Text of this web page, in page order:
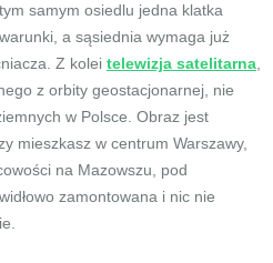
samym osiedlu jedna klatka
a sąsiednia wymaga już
Z kolei telewizja satelitarna
z orbity geostacjonarnej, nie
w Polsce. Obraz jest
mieszkasz w centrum Warszawy,
na Mazowszu, pod
zamontowana i nic nie